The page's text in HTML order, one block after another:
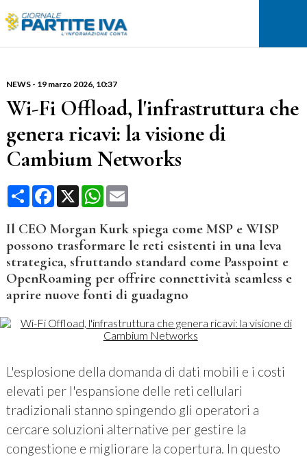
NEWS- 19 marzo 2026, 10:37
Wi-Fi Offload, l'infrastruttura che
genera ricavi: la visione di
Cambium Networks
CondividiFacebook
X WhatsApp
Email
Il CEO Morgan Kurk spiega come MSP e WISP
possono trasformare le reti esistenti in una leva
strategica, sfruttando standard come Passpoint e
OpenRoaming per offrire connettività seamless e
aprire nuove fonti di guadagno
L'esplosione della domanda di dati mobili e i costi
elevati per l'espansione delle reti cellulari
tradizionali stanno spingendo gli operatori a
cercare soluzioni alternative per gestire la
congestione e migliorare la copertura. In questo